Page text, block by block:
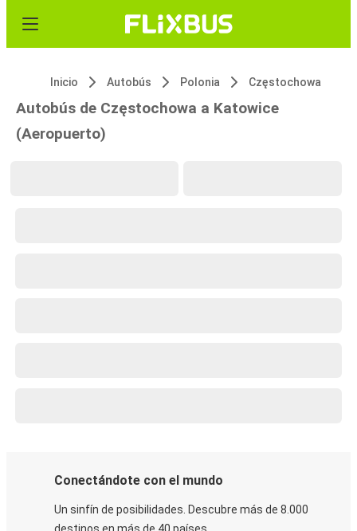
Inicio Autobús Polonia Częstochowa
Autobús de Częstochowa a Katowice
(Aeropuerto)
Conectándote con el mundo
Un sinfín de posibilidades. Descubre más de 8.000